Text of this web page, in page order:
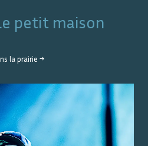
petit maison
la prairie →